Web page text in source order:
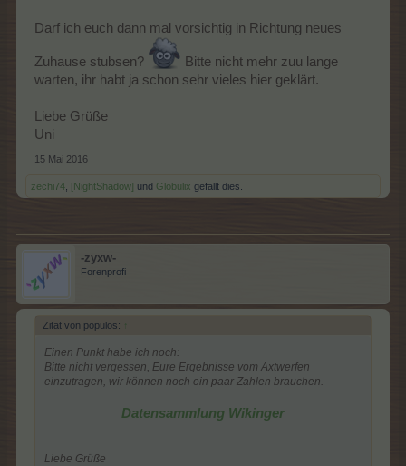
Darf ich euch dann mal vorsichtig in Richtung neues
Zuhause stubsen?
Bitte nicht mehr zuu lange
warten, ihr habt ja schon sehr vieles hier geklärt.
Liebe Grüße
Uni
15 Mai 2016
zechi74 [NightShadow] und Globulix gefällt dies.
-zyxw-
Forenprofi
Zitat von populos: ↑
Einen Punkt habe ich noch:
Bitte nicht vergessen, Eure Ergebnisse vom Axtwerfen
einzutragen, wir können noch ein paar Zahlen brauchen.
Datensammlung Wikinger
Liebe Grüße